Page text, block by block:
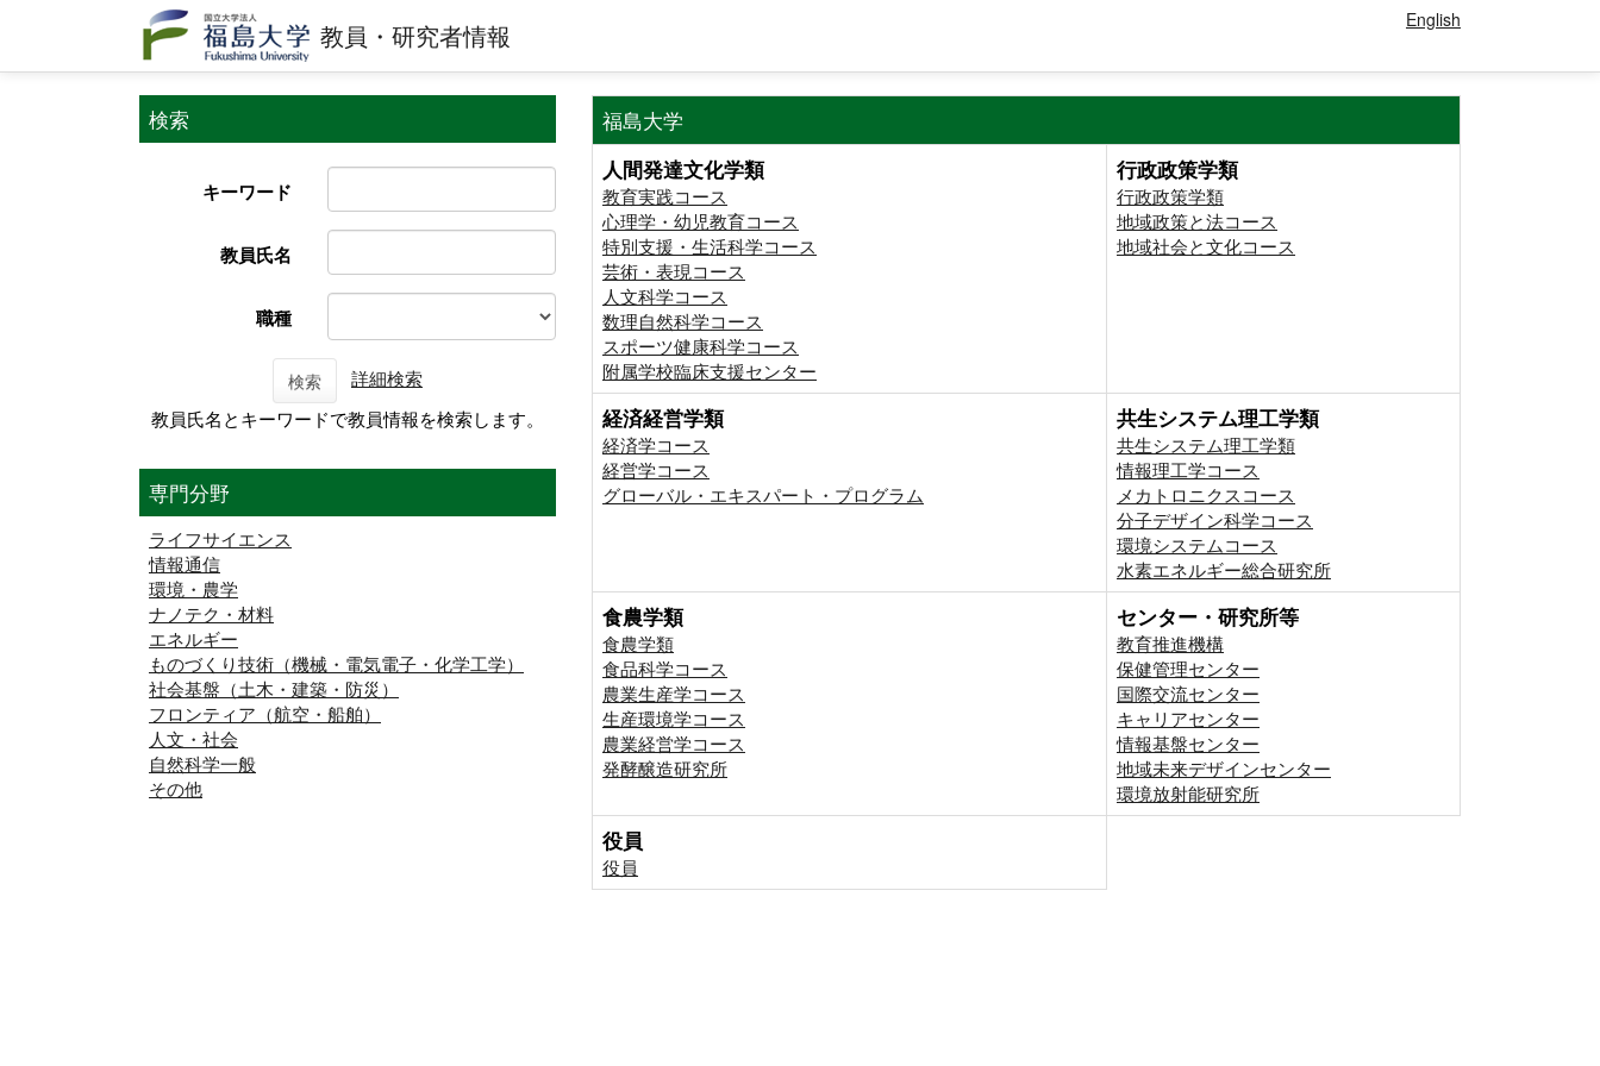
教員・研究者情報 English
検索
キーワード
教員氏名
職種
検索
詳細検索
教員氏名とキーワードで教員情報を検索します。
専門分野
ライフサイエンス
情報通信
環境・農学
ナノテク・材料
エネルギー
ものづくり技術（機械・電気電子・化学工学）
社会基盤（土木・建築・防災）
フロンティア（航空・船舶）
人文・社会
自然科学一般
その他
福島大学
人間発達文化学類
教育実践コース
心理学・幼児教育コース
特別支援・生活科学コース
芸術・表現コース
人文科学コース
数理自然科学コース
スポーツ健康科学コース
附属学校臨床支援センター
行政政策学類
行政政策学類
地域政策と法コース
地域社会と文化コース
経済経営学類
経済学コース
経営学コース
グローバル・エキスパート・プログラム
共生システム理工学類
共生システム理工学類
情報理工学コース
メカトロニクスコース
分子デザイン科学コース
環境システムコース
⽔素エネルギー総合研究所
食農学類
食農学類
食品科学コース
農業生産学コース
生産環境学コース
農業経営学コース
発酵醸造研究所
センター・研究所等
教育推進機構
保健管理センター
国際交流センター
キャリアセンター
情報基盤センター
地域未来デザインセンター
環境放射能研究所
役員
役員